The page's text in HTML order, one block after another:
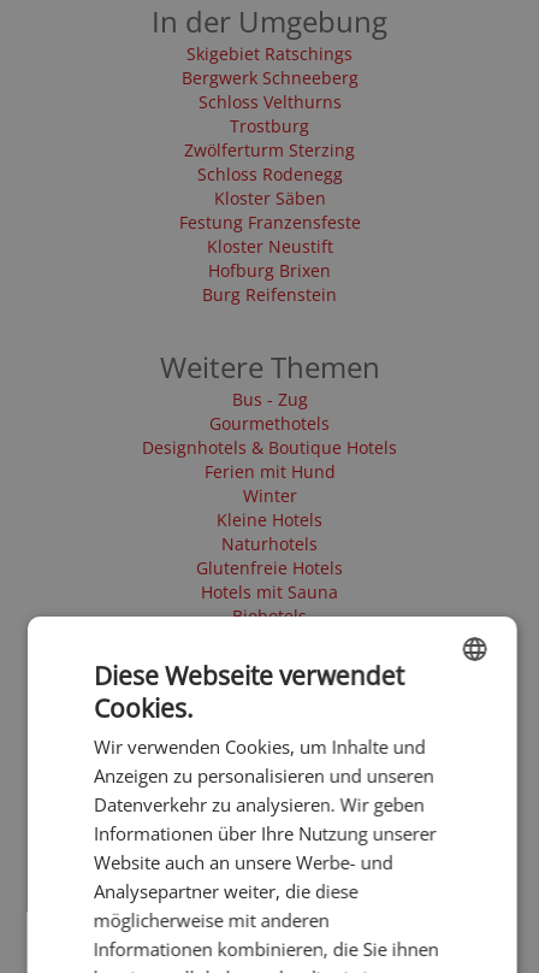
In der Umgebung
Skigebiet Ratschings
Bergwerk Schneeberg
Schloss Velthurns
Trostburg
Zwölferturm Sterzing
Schloss Rodenegg
Kloster Säben
Festung Franzensfeste
Kloster Neustift
Hofburg Brixen
Burg Reifenstein
Weitere Themen
Bus - Zug
Gourmethotels
Designhotels & Boutique Hotels
Ferien mit Hund
Winter
Kleine Hotels
Naturhotels
Glutenfreie Hotels
Hotels mit Sauna
Biohotels
Herbst
Silver Society
Urlaub ab 90€
GERMAN
Diese Webseite verwendet
Cookies.
Wir verwenden Cookies, um Inhalte und
Anzeigen zu personalisieren und unseren
Datenverkehr zu analysieren. Wir geben
Informationen über Ihre Nutzung unserer
Website auch an unsere Werbe- und
Analysepartner weiter, die diese
möglicherweise mit anderen
Informationen kombinieren, die Sie ihnen